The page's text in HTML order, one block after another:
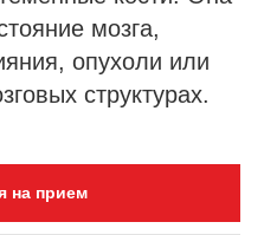
мозга,
опухоли или
структурах.
на прием